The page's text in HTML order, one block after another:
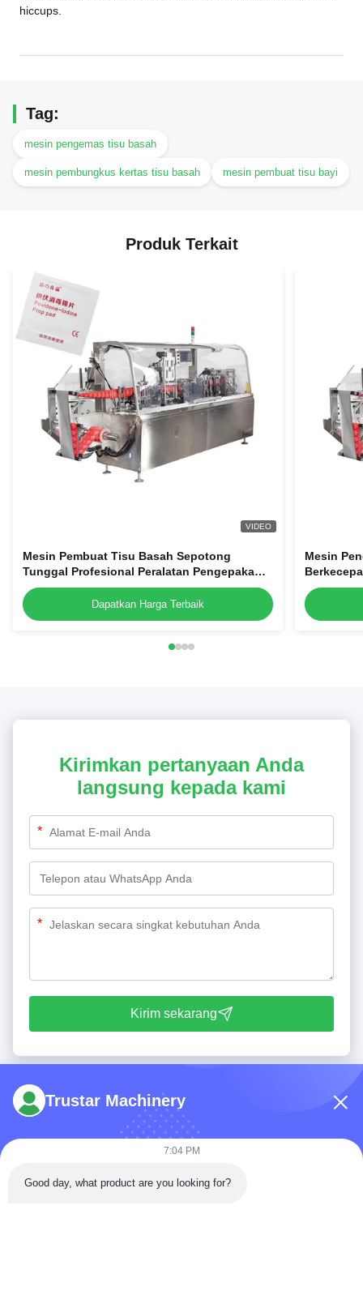
hiccups.
Tag:
mesin pengemas tisu basah
mesin pembungkus kertas tisu basah mesin pembuat tisu bayi
Produk Terkait
VIDEO
Mesin Pembuat Tisu Basah Sepotong
Tunggal Profesional Peralatan Pengepakan
Jaringan Penyegel Empat Sisi
Dapatkan Harga Terbaik
Mesin
Bantalan
Sisi
Kirimkan pertanyaan Anda
langsung kepada kami
*
*
Kirim sekarang
Telp: 86-180-5882-0351
Trustar Machinery
7:04 PM
Good day, what product are you looking for?